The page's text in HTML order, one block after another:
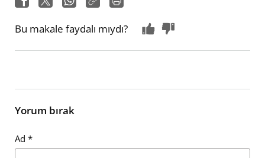
Bu makale faydalı mıydı?
Yorum bırak
Ad *